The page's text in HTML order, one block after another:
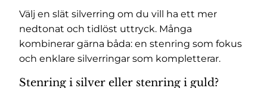
Välj en slät silverring om du vill ha ett mer
nedtonat och tidlöst uttryck. Många
kombinerar gärna båda: en stenring som fokus
och enklare silverringar som kompletterar.
Stenring i silver eller stenring i guld?